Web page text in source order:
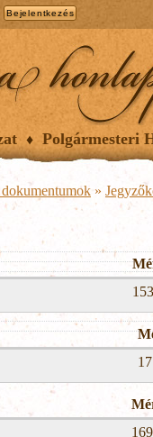
Polgármesteri
»